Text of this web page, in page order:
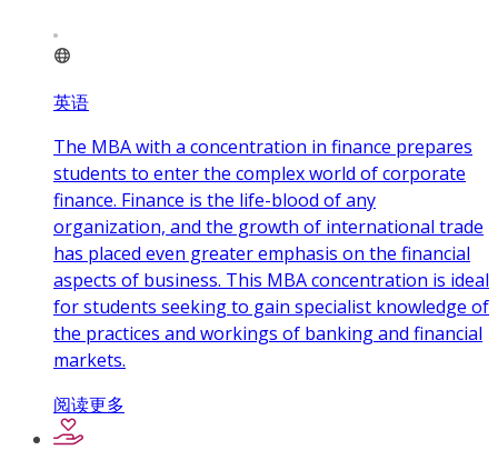
英语
The MBA with a concentration in finance prepares
students to enter the complex world of corporate
finance. Finance is the life-blood of any
organization, and the growth of international trade
has placed even greater emphasis on the financial
aspects of business. This MBA concentration is ideal
for students seeking to gain specialist knowledge of
the practices and workings of banking and financial
markets.
阅读更多